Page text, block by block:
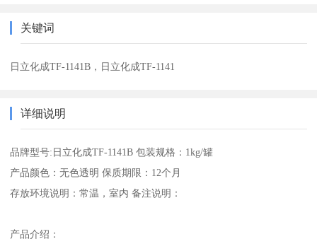
关键词
日立化成TF-1141B，日立化成TF-1141
详细说明
品牌型号:日立化成TF-1141B 包装规格：1kg/罐
产品颜色：无色透明 保质期限：12个月
存放环境说明：常温，室内 备注说明：
产品介绍：